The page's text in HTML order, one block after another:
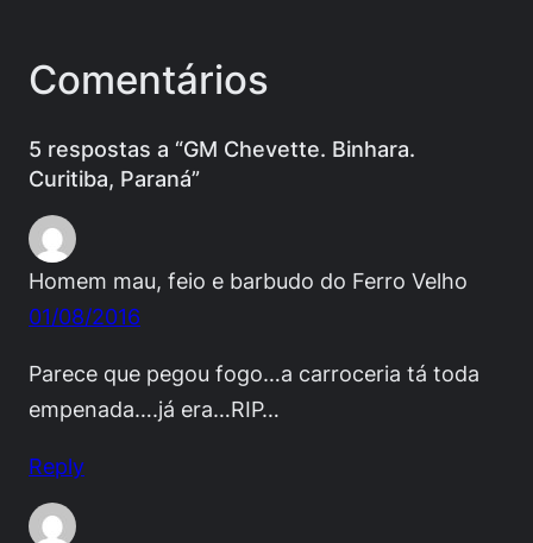
Comentários
5 respostas a “GM Chevette. Binhara.
Curitiba, Paraná”
Homem mau, feio e barbudo do Ferro Velho
01/08/2016
Parece que pegou fogo…a carroceria tá toda
empenada….já era…RIP…
Reply